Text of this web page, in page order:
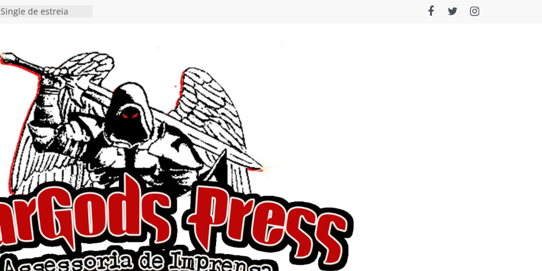
nas plataformas em
EP para o próximo
vídeo de guitar & bass
“Eclipse”, segundo
“Dreaming”
a
e a artificialidade
e videoclipe de
gaúcha de Heavy
debut “Hellforge”